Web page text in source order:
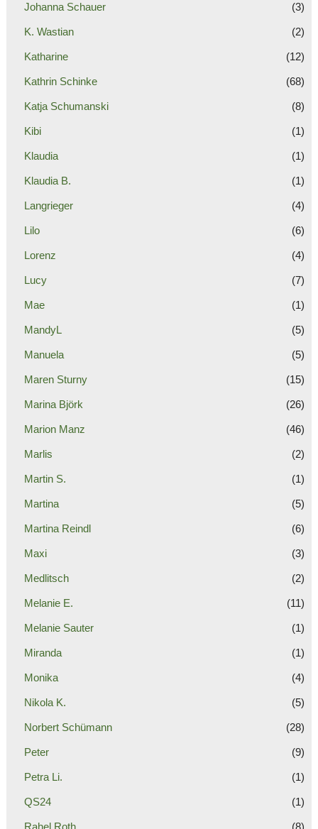
Johanna Schauer (3)
K. Wastian (2)
Katharine (12)
Kathrin Schinke (68)
Katja Schumanski (8)
Kibi (1)
Klaudia (1)
Klaudia B. (1)
Langrieger (4)
Lilo (6)
Lorenz (4)
Lucy (7)
Mae (1)
MandyL (5)
Manuela (5)
Maren Sturny (15)
Marina Björk (26)
Marion Manz (46)
Marlis (2)
Martin S. (1)
Martina (5)
Martina Reindl (6)
Maxi (3)
Medlitsch (2)
Melanie E. (11)
Melanie Sauter (1)
Miranda (1)
Monika (4)
Nikola K. (5)
Norbert Schümann (28)
Peter (9)
Petra Li. (1)
QS24 (1)
Rahel Roth (8)